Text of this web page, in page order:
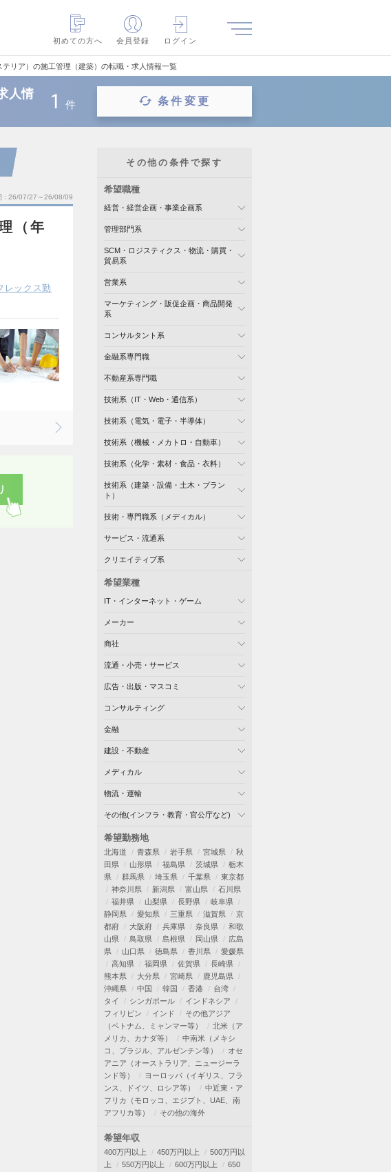
初めての方へ
会員登録 ログイン
リア）の施工管理（建築）の転職・求人情報一覧
人情
1 件 条件変更
26/07/27～26/08/09
（年
レックス勤
その他の条件で探す
希望職種
経営・経営企画・事業企画系
管理部門系
SCM・ロジスティクス・物流・購買・
貿易系
営業系
マーケティング・販促企画・商品開発
系
コンサルタント系
金融系専門職
不動産系専門職
技術系（IT・Web・通信系）
技術系（電気・電子・半導体）
技術系（機械・メカトロ・自動車）
技術系（化学・素材・食品・衣料）
技術系（建築・設備・土木・プラン
ト）
技術・専門職系（メディカル）
サービス・流通系
クリエイティブ系
希望業種
IT・インターネット・ゲーム
メーカー
商社
流通・小売・サービス
広告・出版・マスコミ
コンサルティング
金融
建設・不動産
メディカル
物流・運輸
その他(インフラ・教育・官公庁など)
希望勤務地
北海道 青森県 岩手県 宮城県
秋
田県
山形県 福島県 茨城県
栃木
県
群馬県 埼玉県 千葉県
東京都
神奈川県
新潟県 富山県
石川県
福井県
山梨県 長野県
岐阜県
静岡県
愛知県 三重県 滋賀県
京
都府
大阪府 兵庫県 奈良県
和歌
山県
鳥取県 島根県 岡山県
広島
県
山口県 徳島県 香川県
愛媛県
高知県
福岡県 佐賀県
長崎県
熊本県
大分県 宮崎県
鹿児島県
沖縄県
中国 韓国 香港
台湾
タイ
シンガポール
インドネシア
フィリピン
インド
その他アジア
（ベトナム、ミャンマー等）
北米（ア
メリカ、カナダ等）
中南米（メキシ
コ、ブラジル、アルゼンチン等）
オセ
アニア（オーストラリア、ニュージーラ
ンド等）
ヨーロッパ（イギリス、フラ
ンス、ドイツ、ロシア等）
中近東・ア
フリカ（モロッコ、エジプト、UAE、南
アフリカ等）
その他の海外
希望年収
400万円以上 450万円以上
500万円以
上
550万円以上 600万円以上
650